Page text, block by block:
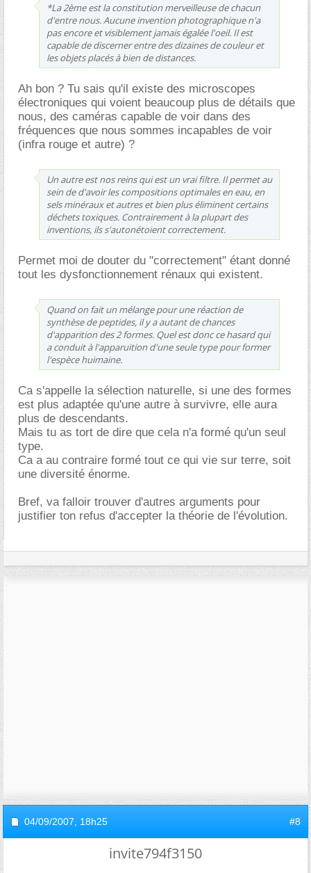
*La 2ème est la constitution merveilleuse de chacun
d'entre nous. Aucune invention photographique n'a
pas encore et visiblement jamais égalée l'oeil. Il est
capable de discerner entre des dizaines de couleur et
les objets placés à bien de distances.
Ah bon ? Tu sais qu'il existe des microscopes
électroniques qui voient beaucoup plus de détails que
nous, des caméras capable de voir dans des
fréquences que nous sommes incapables de voir
(infra rouge et autre) ?
Un autre est nos reins qui est un vrai filtre. Il permet au
sein de d'avoir les compositions optimales en eau, en
sels minéraux et autres et bien plus éliminent certains
déchets toxiques. Contrairement à la plupart des
inventions, ils s'autonétoient correctement.
Permet moi de douter du "correctement" étant donné
tout les dysfonctionnement rénaux qui existent.
Quand on fait un mélange pour une réaction de
synthèse de peptides, il y a autant de chances
d'apparition des 2 formes. Quel est donc ce hasard qui
a conduit à l'apparuition d'une seule type pour former
l'espèce huimaine.
Ca s'appelle la sélection naturelle, si une des formes
est plus adaptée qu'une autre à survivre, elle aura
plus de descendants.
Mais tu as tort de dire que cela n'a formé qu'un seul
type.
Ca a au contraire formé tout ce qui vie sur terre, soit
une diversité énorme.
Bref, va falloir trouver d'autres arguments pour
justifier ton refus d'accepter la théorie de l'évolution.
04/09/2007, 18h25 #8
invite794f3150